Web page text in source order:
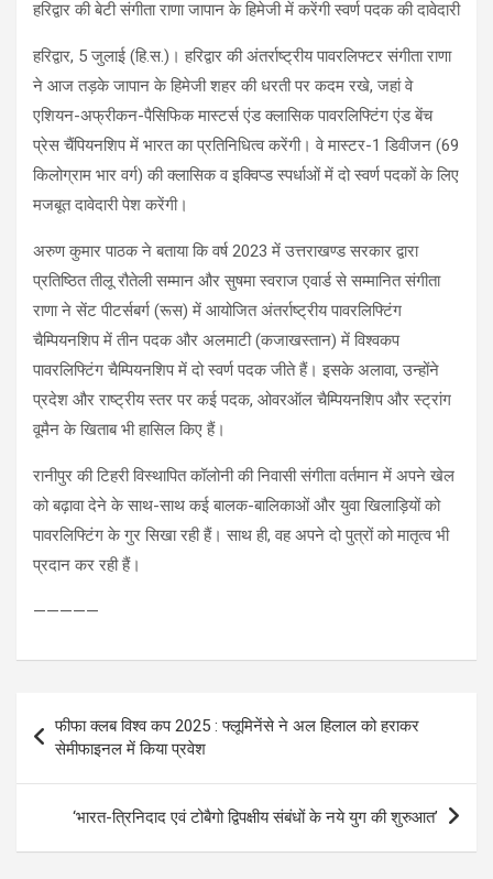
हरिद्वार की बेटी संगीता राणा जापान के हिमेजी में करेंगी स्वर्ण पदक की दावेदारी
हरिद्वार, 5 जुलाई (हि.स.)। हरिद्वार की अंतर्राष्ट्रीय पावरलिफ्टर संगीता राणा
ने आज तड़के जापान के हिमेजी शहर की धरती पर कदम रखे, जहां वे
एशियन-अफ्रीकन-पैसिफिक मास्टर्स एंड क्लासिक पावरलिफ्टिंग एंड बेंच
प्रेस चैंपियनशिप में भारत का प्रतिनिधित्व करेंगी। वे मास्टर-1 डिवीजन (69
किलोग्राम भार वर्ग) की क्लासिक व इक्विप्ड स्पर्धाओं में दो स्वर्ण पदकों के लिए
मजबूत दावेदारी पेश करेंगी।
अरुण कुमार पाठक ने बताया कि वर्ष 2023 में उत्तराखण्ड सरकार द्वारा
प्रतिष्ठित तीलू रौतेली सम्मान और सुषमा स्वराज एवार्ड से सम्मानित संगीता
राणा ने सेंट पीटर्सबर्ग (रूस) में आयोजित अंतर्राष्ट्रीय पावरलिफ्टिंग
चैम्पियनशिप में तीन पदक और अलमाटी (कजाखस्तान) में विश्वकप
पावरलिफ्टिंग चैम्पियनशिप में दो स्वर्ण पदक जीते हैं। इसके अलावा, उन्होंने
प्रदेश और राष्ट्रीय स्तर पर कई पदक, ओवरऑल चैम्पियनशिप और स्ट्रांग
वूमैन के खिताब भी हासिल किए हैं।
रानीपुर की टिहरी विस्थापित कॉलोनी की निवासी संगीता वर्तमान में अपने खेल
को बढ़ावा देने के साथ-साथ कई बालक-बालिकाओं और युवा खिलाड़ियों को
पावरलिफ्टिंग के गुर सिखा रही हैं। साथ ही, वह अपने दो पुत्रों को मातृत्व भी
प्रदान कर रही हैं।
—————
navigation
फीफा क्लब विश्व कप 2025 : फ्लूमिनेंसे ने अल हिलाल को हराकर
सेमीफाइनल में किया प्रवेश
‘भारत-त्रिनिदाद एवं टोबैगो द्विपक्षीय संबंधों के नये युग की शुरुआत’